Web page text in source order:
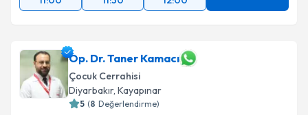
Op. Dr. Taner Kamacı
Çocuk Cerrahisi
Diyarbakır, Kayapınar
5 (8 Değerlendirme)